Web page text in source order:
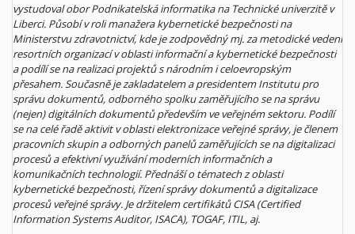
vystudoval obor Podnikatelská informatika na Technické univerzitě v
Liberci. Působí v roli manažera kybernetické bezpečnosti na
Ministerstvu zdravotnictví, kde je zodpovědný mj. za metodické vedení
resortních organizací v oblasti informační a kybernetické bezpečnosti
a podílí se na realizaci projektů s národním i celoevropským
přesahem. Současně je zakladatelem a presidentem Institutu pro
správu dokumentů, odborného spolku zaměřujícího se na správu
(nejen) digitálních dokumentů především ve veřejném sektoru. Podílí
se na celé řadě aktivit v oblasti elektronizace veřejné správy, je členem
pracovních skupin a odborných panelů zaměřujících se na digitalizaci
procesů a efektivní využívání moderních informačních a
komunikačních technologií. Přednáší o tématech z oblasti
kybernetické bezpečnosti, řízení správy dokumentů a digitalizace
procesů veřejné správy. Je držitelem certifikátů CISA (Certified
Information Systems Auditor, ISACA), TOGAF, ITIL, aj.